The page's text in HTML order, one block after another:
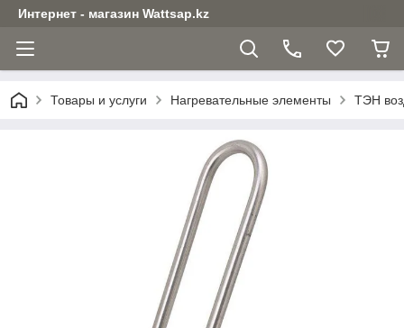
Интернет - магазин Wattsap.kz
Товары и услуги Нагревательные элементы ТЭН